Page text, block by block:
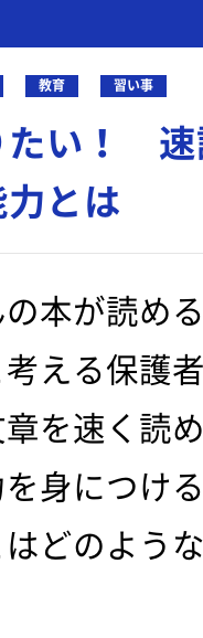
教育 習い事
たい！ 速
とは
本が読め
える保護
を速く読
身につけ
どのよう